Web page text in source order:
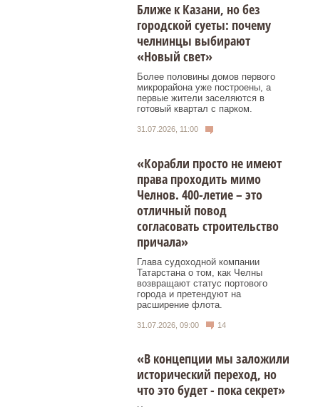
Ближе к Казани, но без
городской суеты: почему
челнинцы выбирают
«Новый свет»
Более половины домов первого
микрорайона уже построены, а
первые жители заселяются в
готовый квартал с парком.
31.07.2026, 11:00
«Корабли просто не имеют
права проходить мимо
Челнов. 400-летие – это
отличный повод
согласовать строительство
причала»
Глава судоходной компании
Татарстана о том, как Челны
возвращают статус портового
города и претендуют на
расширение флота.
31.07.2026, 09:00 14
«В концепции мы заложили
исторический переход, но
что это будет - пока секрет»